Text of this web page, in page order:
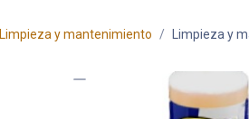
Limpieza y mantenimiento Limpieza y